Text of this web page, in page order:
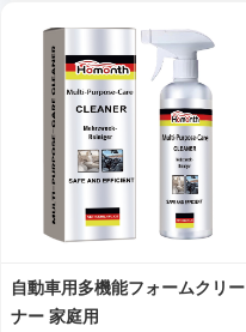
自動車用多機能フォームクリー
ナー 家庭用